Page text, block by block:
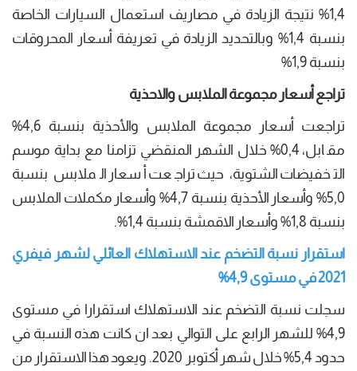
1,4% نتيجة الزيادة في مصاريف استعمال السيارات الخاصة
بنسبة 1,4% وبالتحديد الزيادة في تعريفة أسعار المحروقات
بنسبة 1,9%
تراجع أسعار مجموعة الملابس والاحذية
تراجعت أسعار مجموعة الملابس والأحذية بنسبة 4,6%
مقابل، 0,4% خلال الشهر المنقضي تزامنا مع بداية موسم
التخفيضات الشتوية، حيث تراجعت أسعار الملابس بنسبة
5,0% وأسعار الأحذية بنسبة 4,7% وأسعار مكملات الملابس
بنسبة 1,8% وأسعار الاقمشة بنسبة 1,4%.
استقرار نسبة التضخم عند الاستهلاك العائلي لشهر فيفري
2021 في مستوى 4,9%
سجلت نسبة التضخم عند الاستهلاك استقرارا في مستوى
4,9% للشهر الرابع على التوالي بعد ان كانت هذه النسبة في
حدود 5,4% خلال شهر أكتوبر 2020. ويعود هذا الاستقرار من